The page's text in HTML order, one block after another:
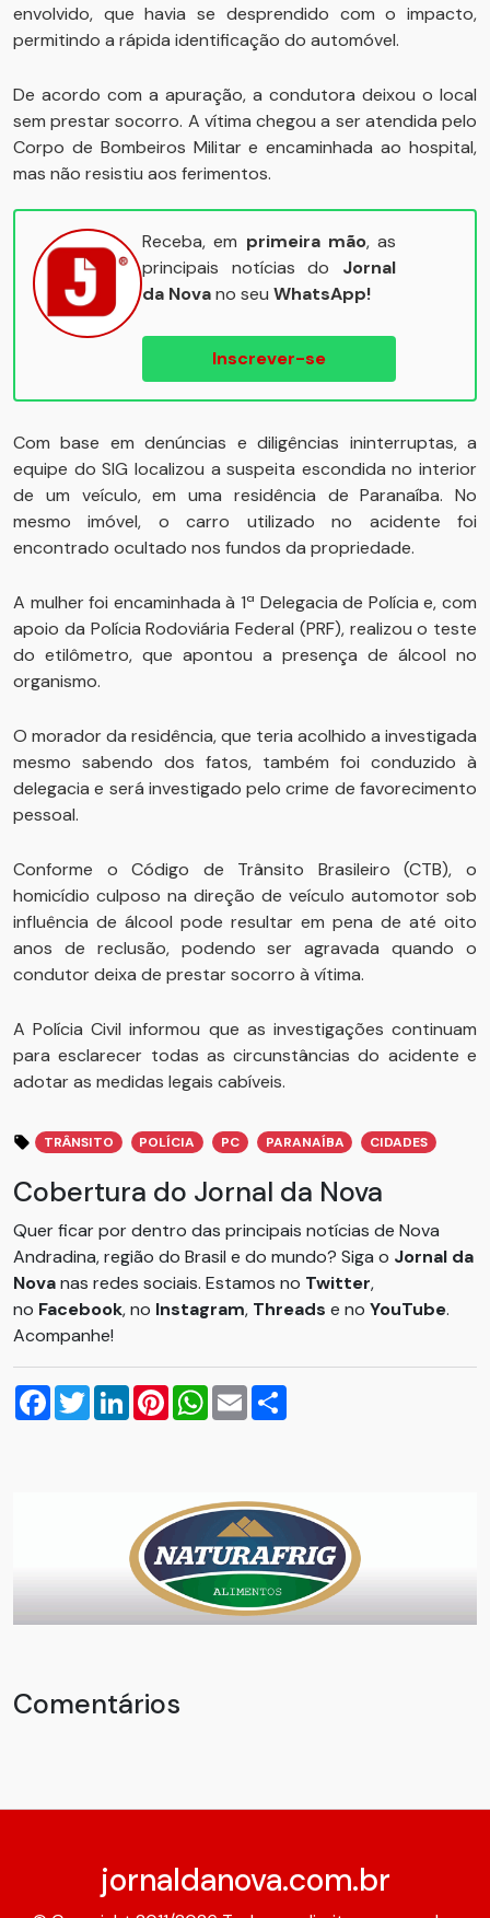
envolvido, que havia se desprendido com o impacto,
permitindo a rápida identificação do automóvel.
De acordo com a apuração, a condutora deixou o local
sem prestar socorro. A vítima chegou a ser atendida pelo
Corpo de Bombeiros Militar e encaminhada ao hospital,
mas não resistiu aos ferimentos.
Receba, em primeira mão, as
principais notícias do Jornal
da Novano seu WhatsApp!
Inscrever-se
Com base em denúncias e diligências ininterruptas, a
equipe do SIG localizou a suspeita escondida no interior
de um veículo, em uma residência de Paranaíba. No
mesmo imóvel, o carro utilizado no acidente foi
encontrado ocultado nos fundos da propriedade.
A mulher foi encaminhada à 1ª Delegacia de Polícia e, com
apoio da Polícia Rodoviária Federal (PRF), realizou o teste
do etilômetro, que apontou a presença de álcool no
organismo.
O morador da residência, que teria acolhido a investigada
mesmo sabendo dos fatos, também foi conduzido à
delegacia e será investigado pelo crime de favorecimento
pessoal.
Conforme o Código de Trânsito Brasileiro (CTB), o
homicídio culposo na direção de veículo automotor sob
influência de álcool pode resultar em pena de até oito
anos de reclusão, podendo ser agravada quando o
condutor deixa de prestar socorro à vítima.
A Polícia Civil informou que as investigações continuam
para esclarecer todas as circunstâncias do acidente e
adotar as medidas legais cabíveis.
TRÂNSITO POLÍCIA PC PARANAÍBA CIDADES
Cobertura do Jornal da Nova
Quer ficar por dentro das principais notícias de Nova
Andradina, região do Brasil e do mundo? Siga o Jornal da
Novanas redes sociais. Estamos no Twitter,
no Facebook, no Instagram, Threads e no YouTube.
Acompanhe!
Facebook
TwitterLinkedInPinterestWhatsApp
Email
Comentários
jornaldanova.com.br